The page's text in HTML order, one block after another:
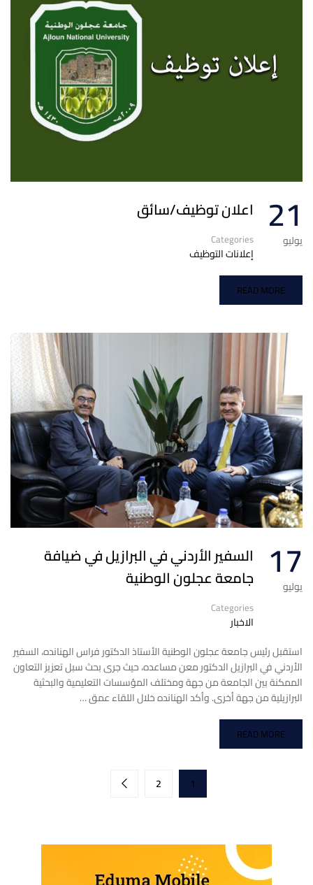
21
يوليو
اعلان توظيف/سائق
Categories
إعلانات التوظيف
READ MORE
17
يوليو
السفير الأردني في البرازيل في ضيافة
جامعة عجلون الوطنية
Categories
الاخبار
استقبل رئيس جامعة عجلون الوطنية الأستاذ الدكتور فراس الهنانده، السفير
الأردني في البرازيل الدكتور معن مساعده، حيث جرى بحث سبل تعزيز التعاون
الممكنة بين الجامعة من جهة ومختلف المؤسسات التعليمية والبحثية
البرازيلية من جهة أخرى. وأكد الهنانده خلال اللقاء عمق …
READ MORE
1
2